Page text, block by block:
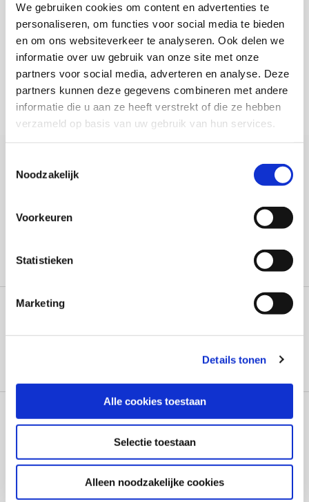
We gebruiken cookies om content en advertenties te
personaliseren, om functies voor social media te bieden
en om ons websiteverkeer te analyseren. Ook delen we
informatie over uw gebruik van onze site met onze
partners voor social media, adverteren en analyse. Deze
partners kunnen deze gegevens combineren met andere
informatie die u aan ze heeft verstrekt of die ze hebben
verzameld op basis van uw gebruik van hun services.
Noodzakelijk
Voorkeuren
Statistieken
Marketing
Details tonen
Alle cookies toestaan
Selectie toestaan
Alleen noodzakelijke cookies
Ik aanvaard om commerciële informatie te
ontvangen die voor mij van belang kan zijn
ONTVANG NIEUWS EN SPECIALE AANBIEDINGEN
Acceptació de la Llei de Protecció de Dades (*)